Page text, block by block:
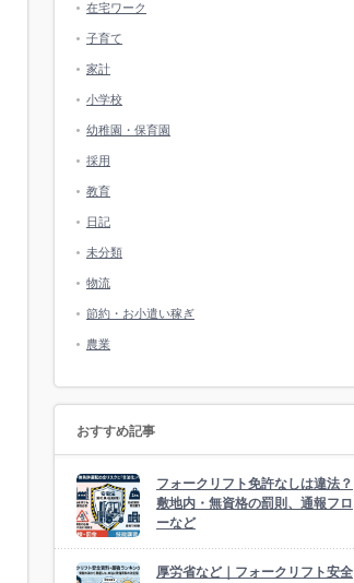
在宅ワーク
子育て
家計
小学校
幼稚園・保育園
採用
教育
日記
未分類
物流
節約・お小遣い稼ぎ
農業
おすすめ記事
フォークリフト免許なしは違法？
敷地内・無資格の罰則、通報フロ
ーなど
厚労省など｜フォークリフト安全